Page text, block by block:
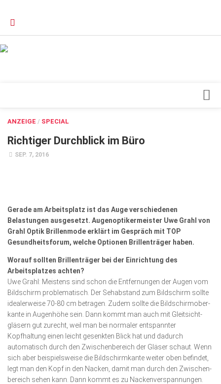
Blick ins Innere
Forschung
Herz & Kreislauf
Special
Wirtschaft, Recht, Finanzen
Zahn, Mund, Kiefer
Forum Gesundheit
Allgemein
Sehen
Innovationen
Kampf gegen Krebs
Hören
Lebensart
ANZEIGE / SPECIAL
Richtiger Durchblick im Büro
SEP. 7, 2016
Gerade am Arbeitsplatz ist das Auge verschiedenen
Belastungen ausgesetzt. Augenoptikermeister Uwe Grahl von
Grahl Optik Brillenmode erklärt im Gespräch mit TOP
Gesundheitsforum, welche Optionen Brillenträger haben.
Worauf sollten Brillenträger bei der Einrichtung des
Arbeitsplatzes achten?
Uwe Grahl: Meistens sind schon die Ent­fernungen der Augen vom
Bildschirm problematisch. Der Sehabstand zum Bild­schirm sollte
idealerweise 70-80 cm be­tra­gen. Zudem sollte die Bildschirm­ober­
kante in Augenhöhe sein. Dann kommt man auch mit Gleitsicht­
gläsern gut zu­recht, weil man bei normaler entspannter
Kopfhaltung einen leicht gesenkten Blick hat und dadurch
automatisch durch den Zwi­schen­bereich der Gläser schaut. Wenn
sich aber beispielsweise die Bildschirm­kante weiter oben befindet,
legt man den Kopf in den Nacken, damit man durch den Zwischen­
bereich sehen kann. Dann kommt es zu Nacken­verspannungen.